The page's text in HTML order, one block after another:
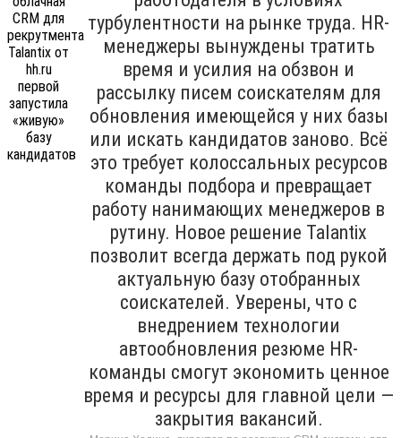
турбулентности на рынке труда. HR-
менеджеры вынуждены тратить
время и усилия на обзвон и
рассылку писем соискателям для
обновления имеющейся у них базы
или искать кандидатов заново. Всё
это требует колоссальных ресурсов
команды подбора и превращает
работу нанимающих менеджеров в
рутину. Новое решение Talantix
позволит всегда держать под рукой
актуальную базу отобранных
соискателей. Уверены, что с
внедрением технологии
автообновления резюме HR-
команды смогут экономить ценное
время и ресурсы для главной цели —
закрытия вакансий.